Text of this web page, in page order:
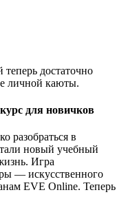
теперь достаточно
личной каюты.
для новичков
разобраться в
новый учебный
Игра
― искусственного
EVE Online. Теперь